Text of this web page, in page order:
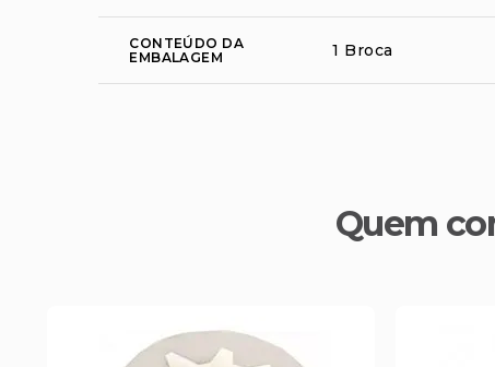
CONTEÚDO DA
EMBALAGEM
1 Broca
Quem